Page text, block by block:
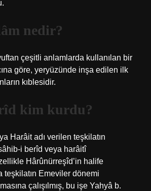
nedir?
çeşitli anlamlarda kullanılan bir
göre, yeryüzünde inşa edilen ilk
kıblesidir.
kim kurdu?
Harâit adı verilen teşkilatın
i berîd veya harâitî
Hârûnürreşîd’in halife
teşkilatın Emeviler dönemi
çalışılmış, bu işe Yahyâ b.